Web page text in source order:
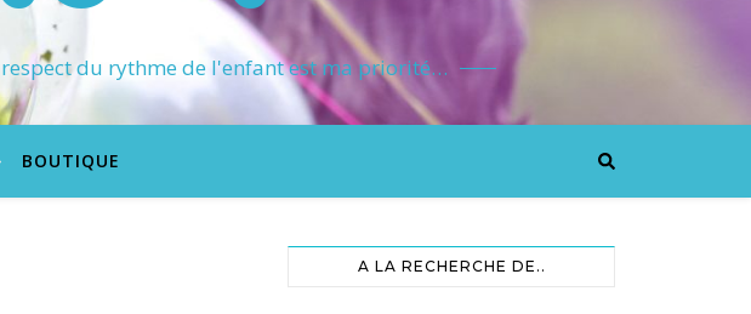
respect du rythme de l'enfant est ma priorité…
BOUTIQUE
A LA RECHERCHE DE..